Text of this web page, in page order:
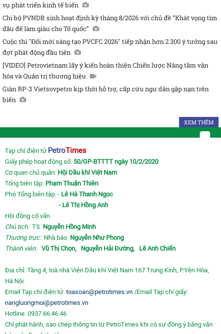
vụ phát triển kinh tế biển
Chi bộ PVNDB sinh hoạt định kỳ tháng 8/2026 với chủ đề “Khát vọng tìm
dầu để làm giàu cho Tổ quốc”
Cuộc thi "Đổi mới sáng tạo PVCFC 2026" tiếp nhận hơn 2.300 ý tưởng sau
đợt phát động đầu tiên
[VIDEO] Petrovietnam lấy ý kiến hoàn thiện Chiến lược Nâng tầm văn
hóa và Quản trị thương hiệu
Giàn RP-3 Vietsovpetro kịp thời hỗ trợ, cấp cứu ngư dân gặp nạn trên
biển
XEM THÊM
Tạp chí điện tử PetroTimes
Giấy phép hoạt động số: 50/GP-BTTTT ngày 10/2/2020
Cơ quan chủ quản: Hội Dầu khí Việt Nam
Tổng biên tập: Phạm Thuận Thiên
Phó Tổng biên tập: - Lê Hà Thanh Ngọc
- Lê Thị Hồng Anh
Hội đồng cố vấn
Chủ tịch:TS Nguyễn Hồng Minh
Thường trực: Nhà báo Nguyễn Như Phong
Thành viên: Vũ Thị Chọn, Nguyễn Hải Đường, Lê Anh Chiến
Địa chỉ: Tầng 4, toà nhà Viện Dầu khí Việt Nam 167 Trung Kính, P.Yên Hòa,
Hà Nội.
Email Tạp chí điện tử: toasoan@petrotimes.vn /Email Tạp chí giấy:
nangluongmoi@petrotimes.vn
Hotline: 0937.66.46.46
Chỉ phát hành, sao chép thông tin từ PetroTimes khi có sự đồng ý bằng văn